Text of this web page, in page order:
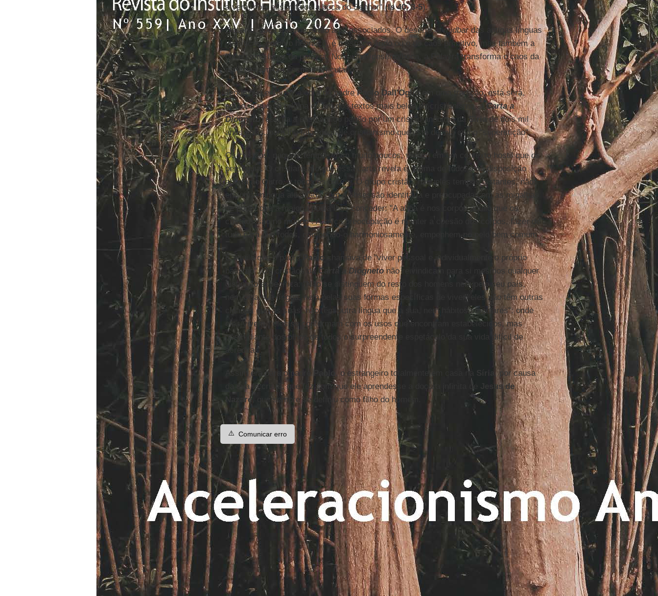
a verá, pois assim falou a boca do Senhor" (Is 40, 3-5).
Deserto, boca e carne estão aqui associados. O deserto, omidbardas antigas línguas
semíticas, como o hebraico, é o espaço árido ou o do caos primitivo, mas também a
boca como lugar da palavra. Nomidbar
/deserto/boca, a Palavra transforma o caos da
natureza em um cosmos articulado.
Tendo que enraizar a obra do padrePaolo Dall'Oglioem uma tradição, está será,
então, a que se origina de um dos textos mais belos do cristianismo, a Carta a
Diogneto, escrita a esse amigo pagão por um cristão anônimo da Síria de dois mil
anos atrás. para lhe falar daquele cristianismo que este definia como "superstição".
Os cristãos, naquele tempo, eram muito poucos, viviam em um contexto hostil que os
perseguia. O cristianismo que essa carta revela é, acima de tudo, uma disposição
aberta ao Outro, a todos os outros. O grupo cristão, naqueles tempos distantes, não
era uma minoria alucinada com a obsessão identitária e preocupada com as migalhas
de poder que a maioria podia lhes conceder: "A alma é nos corpos aquilo que os
cristãos são no mundo". A única preocupação é manter a coesão dos corpos, fazer de
tudo para que todos, compondo-o harmoniosamente, empenhem-no pelo bem comum.
É aquilo que o padre Paolo
chamava de "viver pessoal e individualmente o próprio
batismo". Os cristãos daCarta a Diogneto não reivindicam para si mesmos qualquer
distinção específica: "Não se distinguem do resto dos homens nem pelo seu país,
nem pela sua língua, nem pelas suas formas específicas de viver: eles não têm outras
cidades que as suas, não têm outra língua que a sua, nem hábitos singulares": onde
eles vivem, "eles se conformam com os usos que encontram estabelecidos, mas
põem diante dos olhos de todos o surpreendente espetáculo da sua vida difícil de
acreditar".
Assim era para o padre , o estrangeiro totalmente em casa na
, por causa
da sua fé cristã, que fez com que ele aprendesse a doçura infinita de
Jesus de
Nazaré , que sempre se definiu como filho do homem.
⚠️ Comunicar erro